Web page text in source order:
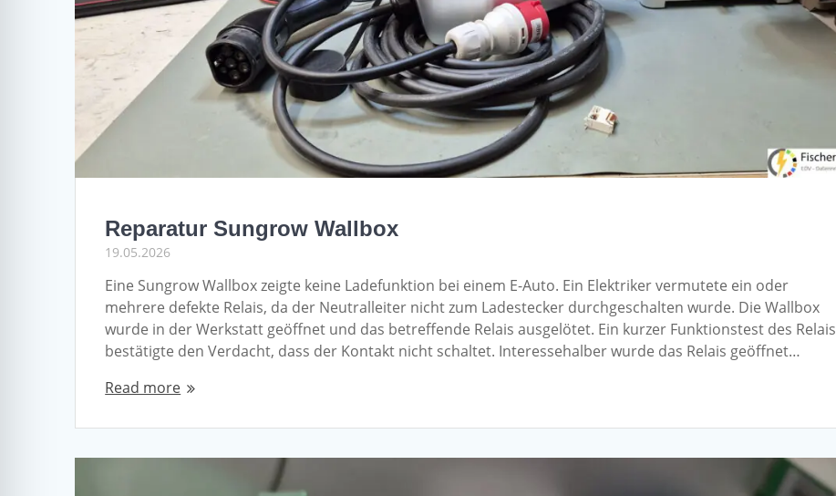
Reparatur Sungrow Wallbox
19.05.2026
Eine Sungrow Wallbox zeigte keine Ladefunktion bei einem E-Auto. Ein Elektriker vermutete ein oder
mehrere defekte Relais, da der Neutralleiter nicht zum Ladestecker durchgeschalten wurde. Die Wallbox
wurde in der Werkstatt geöffnet und das betreffende Relais ausgelötet. Ein kurzer Funktionstest des Relais
bestätigte den Verdacht, dass der Kontakt nicht schaltet. Interessehalber wurde das Relais geöffnet…
Read more